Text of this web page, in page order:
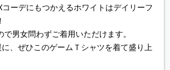
ーデにもつかえるホワイトはデイリーフ
男女問わずご着用いただけます。
、ぜひこのゲームＴシャツを着て盛り上